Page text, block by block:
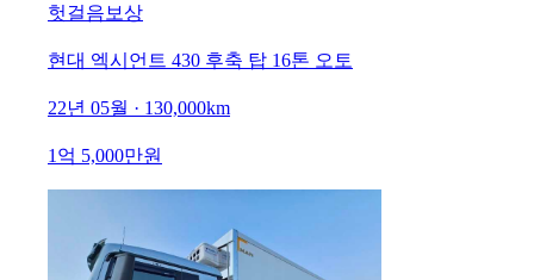
헛걸음보상
현대 엑시언트 430 후축 탑 16톤 오토
22년 05월 · 130,000km
1억 5,000만원